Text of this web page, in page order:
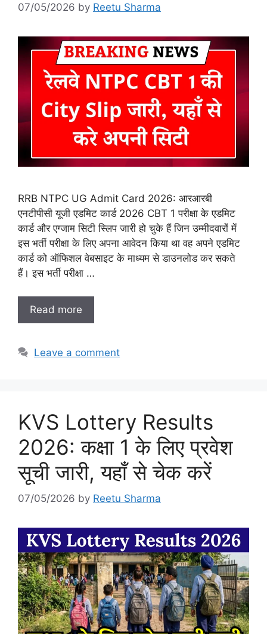
07/05/2026 by Reetu Sharma
RRB NTPC UG Admit Card 2026: आरआरबी
एनटीपीसी यूजी एडमिट कार्ड 2026 CBT 1 परीक्षा के एडमिट
कार्ड और एग्जाम सिटी स्लिप जारी हो चुके हैं जिन उम्मीदवारों में
इस भर्ती परीक्षा के लिए अपना आवेदन किया था वह अपने एडमिट
कार्ड को ऑफिशल वेबसाइट के माध्यम से डाउनलोड कर सकते
हैं। इस भर्ती परीक्षा …
Read more
Leave a comment
KVS Lottery Results
2026: कक्षा 1 के लिए प्रवेश
सूची जारी, यहाँ से चेक करें
07/05/2026 by Reetu Sharma